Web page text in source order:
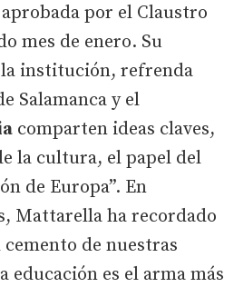
por el Claustro
mes de enero. Su
institución, refrenda
Salamanca y el
comparten ideas claves,
la cultura, el papel del
de Europa”. En
Mattarella ha recordado
de nuestras
educación es el arma más